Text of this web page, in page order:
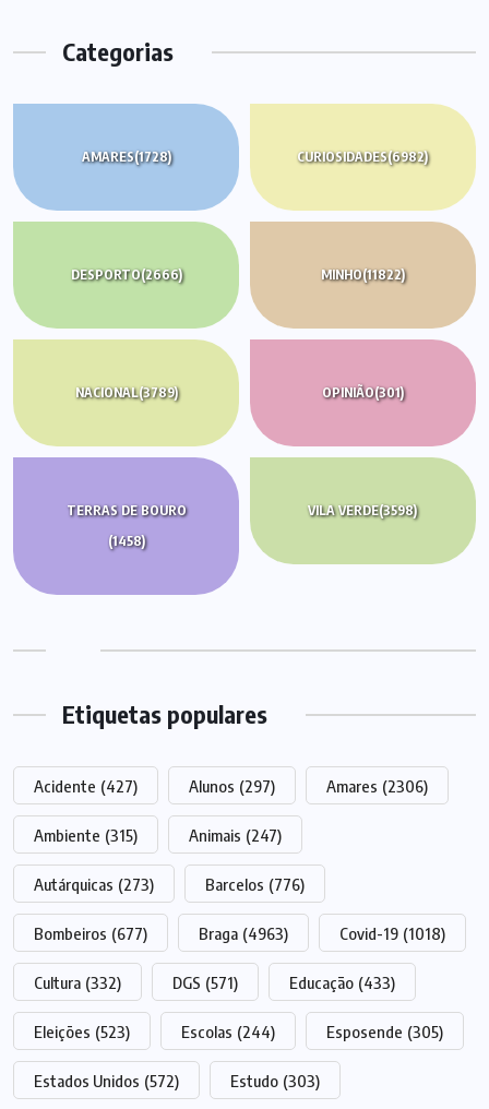
Categorias
AMARES(1728) CURIOSIDADES(6982)
DESPORTO(2666) MINHO(11822)
NACIONAL(3789) OPINIÃO(301)
TERRAS DE BOURO
(1458)
VILA VERDE(3598)
Etiquetas populares
Acidente (427) Alunos (297) Amares (2306)
Ambiente (315) Animais (247)
Autárquicas (273) Barcelos (776)
Bombeiros (677) Braga (4963) Covid-19 (1018)
Cultura (332) DGS (571) Educação (433)
Eleições (523) Escolas (244) Esposende (305)
Estados Unidos (572) Estudo (303)